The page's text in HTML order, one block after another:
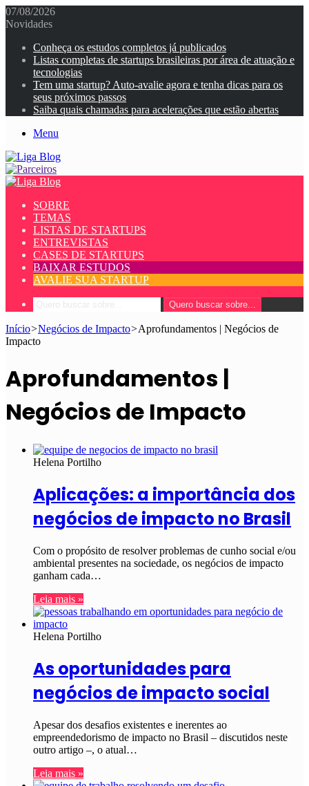
07/08/2026
Novidades
Conheça os estudos completos já publicados
Listas completas de startups brasileiras por área de atuação e
tecnologias
Tem uma startup? Auto-avalie agora e tenha dicas para os
seus próximos passos
Saiba quais chamadas para acelerações que estão abertas
Menu
SOBRE
TEMAS
LISTAS DE STARTUPS
ENTREVISTAS
CASES DE STARTUPS
BAIXAR ESTUDOS
AVALIE SUA STARTUP
Quero buscar sobre...
Início>Negócios de Impacto>Aprofundamentos | Negócios de
Impacto
Aprofundamentos |
Negócios de Impacto
Helena Portilho
Aplicações: a importância dos
negócios de impacto no Brasil
Com o propósito de resolver problemas de cunho social e/ou
ambiental presentes na sociedade, os negócios de impacto
ganham cada…
Leia mais »
Helena Portilho
As oportunidades para
negócios de impacto social
Apesar dos desafios existentes e inerentes ao
empreendedorismo de impacto no Brasil – discutidos neste
outro artigo –, o atual…
Leia mais »